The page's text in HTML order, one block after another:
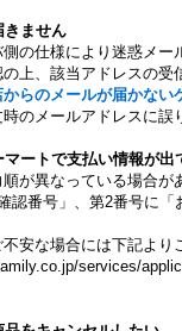
きません
の仕様により迷惑メ
上、該当アドレスの受
からのメールが届かな
時のメールアドレスに
ートで支払い情報が出
が異なっている場合が
認番号」、第2番号に
安な場合には下記よ
services/